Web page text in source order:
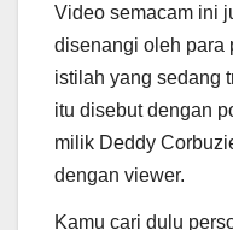
Video semacam ini
disenangi oleh para
istilah yang sedang
itu disebut dengan
milik Deddy
dengan viewer.
Kamu cari dulu